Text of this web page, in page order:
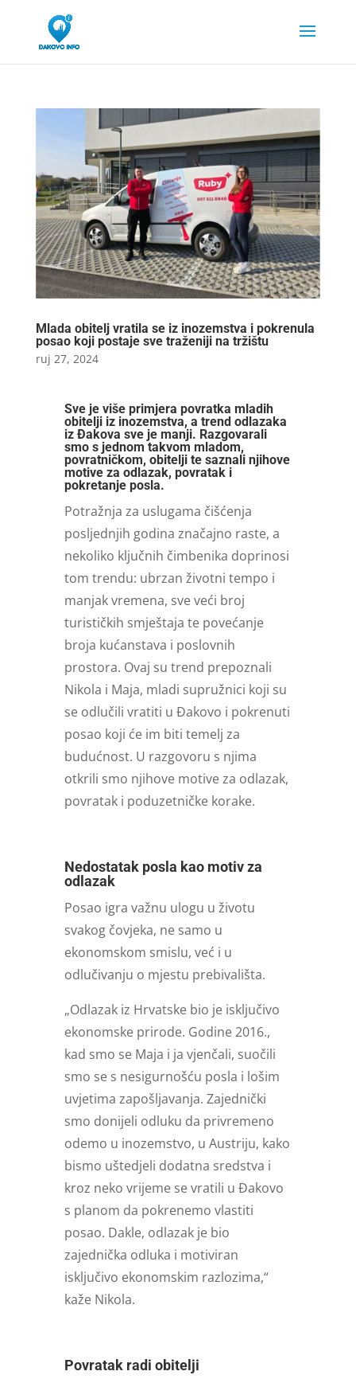
Mlada obitelj vratila se iz inozemstva i pokrenula
posao koji postaje sve traženiji na tržištu
ruj 27, 2024
Sve je više primjera povratka mladih
obitelji iz inozemstva, a trend odlazaka
iz Đakova sve je manji. Razgovarali
smo s jednom takvom mladom,
povratničkom, obitelji te saznali njihove
motive za odlazak, povratak i
pokretanje posla.
Potražnja za uslugama čišćenja
posljednjih godina značajno raste, a
nekoliko ključnih čimbenika doprinosi
tom trendu: ubrzan životni tempo i
manjak vremena, sve veći broj
turističkih smještaja te povećanje
broja kućanstava i poslovnih
prostora. Ovaj su trend prepoznali
Nikola i Maja, mladi supružnici koji su
se odlučili vratiti u Đakovo i pokrenuti
posao koji će im biti temelj za
budućnost. U razgovoru s njima
otkrili smo njihove motive za odlazak,
povratak i poduzetničke korake.
Nedostatak posla kao motiv za
odlazak
Posao igra važnu ulogu u životu
svakog čovjeka, ne samo u
ekonomskom smislu, već i u
odlučivanju o mjestu prebivališta.
„Odlazak iz Hrvatske bio je isključivo
ekonomske prirode. Godine 2016.,
kad smo se Maja i ja vjenčali, suočili
smo se s nesigurnošću posla i lošim
uvjetima zapošljavanja. Zajednički
smo donijeli odluku da privremeno
odemo u inozemstvo, u Austriju, kako
bismo uštedjeli dodatna sredstva i
kroz neko vrijeme se vratili u Đakovo
s planom da pokrenemo vlastiti
posao. Dakle, odlazak je bio
zajednička odluka i motiviran
isključivo ekonomskim razlozima,“
kaže Nikola.
Povratak radi obitelji